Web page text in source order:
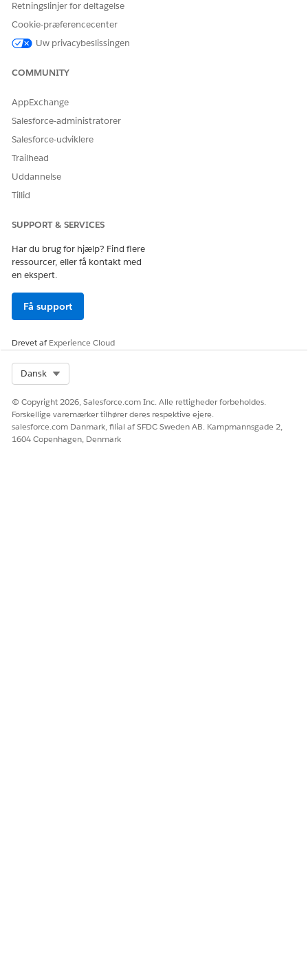
vurderingsprocedure.
LØSTE DENNE ARTIKEL DIT PROBLEM?
Retningslinjer for deltagelse
Cookie-præferencecenter
Uw privacybeslissingen
COMMUNITY
AppExchange
Salesforce-administratorer
Salesforce-udviklere
Trailhead
Uddannelse
Tillid
SUPPORT & SERVICES
Har du brug for hjælp? Find flere
ressourcer, eller få kontakt med
en ekspert.
Få support
Drevet afExperience Cloud
Dansk
© Copyright 2026, Salesforce.com Inc. Alle rettigheder forbeholdes.
Forskellige varemærker tilhører deres respektive ejere.
salesforce.com Danmark, filial af SFDC Sweden AB. Kampmannsgade 2,
1604 Copenhagen, Denmark